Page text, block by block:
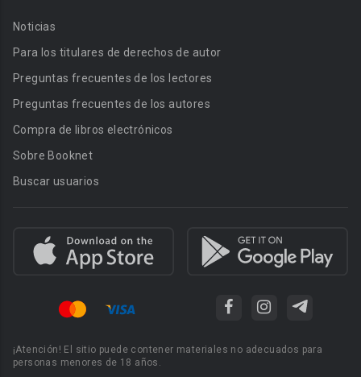
Noticias
Para los titulares de derechos de autor
Preguntas frecuentes de los lectores
Preguntas frecuentes de los autores
Compra de libros electrónicos
Sobre Booknet
Buscar usuarios
¡Atención! El sitio puede contener materiales no adecuados para
personas menores de 18 años.